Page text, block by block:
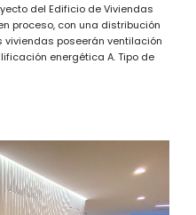
del Edificio de Viviendas
proceso, con una distribución
viviendas poseerán ventilación
energética A. Tipo de